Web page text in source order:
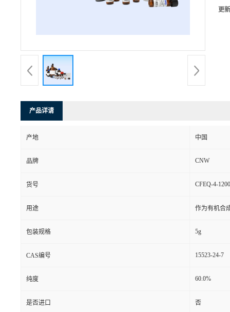
更
产品详请
产地 中国
品牌 CNW
货号 CFEQ-4-
用途 作为有机合
包装规格 5g
CAS编号 15523-24-7
纯度 60.0%
是否进口 否